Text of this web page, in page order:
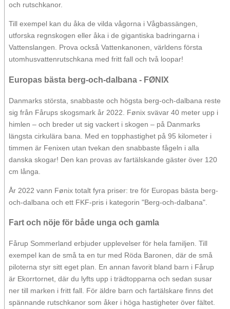
och rutschkanor.
Till exempel kan du åka de vilda vågorna i Vågbassängen,
utforska regnskogen eller åka i de gigantiska badringarna i
Vattenslangen. Prova också Vattenkanonen, världens första
utomhusvattenrutschkana med fritt fall och två loopar!
Europas bästa berg-och-dalbana - FØNIX
Danmarks största, snabbaste och högsta berg-och-dalbana reste
sig från Fårups skogsmark år 2022. Fønix svävar 40 meter upp i
himlen – och breder ut sig vackert i skogen – på Danmarks
längsta cirkulära bana. Med en topphastighet på 95 kilometer i
timmen är Fenixen utan tvekan den snabbaste fågeln i alla
danska skogar! Den kan provas av fartälskande gäster över 120
cm långa.
År 2022 vann Fønix totalt fyra priser: tre för Europas bästa berg-
och-dalbana och ett FKF-pris i kategorin "Berg-och-dalbana".
Fart och nöje för både unga och gamla
Fårup Sommerland erbjuder upplevelser för hela familjen. Till
exempel kan de små ta en tur med Röda Baronen, där de små
piloterna styr sitt eget plan. En annan favorit bland barn i Fårup
är Ekorrtornet, där du lyfts upp i trädtopparna och sedan susar
ner till marken i fritt fall. För äldre barn och fartälskare finns det
spännande rutschkanor som åker i höga hastigheter över fältet.